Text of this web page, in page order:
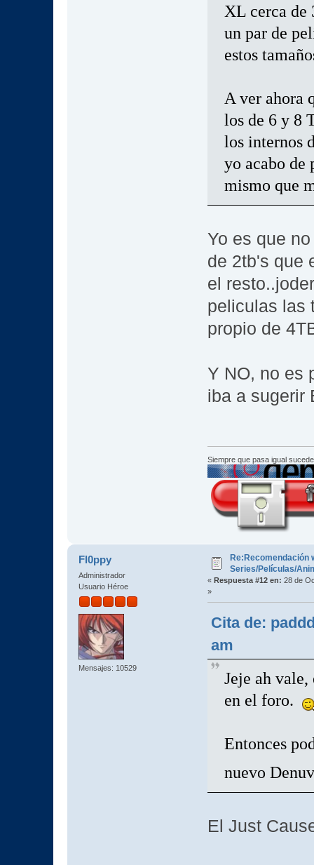
XL cerca de
un par de
estos
A ver ahora
los de 6 y 8
los internos
yo acabo de
mismo que
Yo es que
de 2tb's que
el
peliculas las
propio de
Y NO, no es
iba a sugerir
Siempre que pasa igual
Fl0ppy
Administrador
Usuario Héroe
Mensajes: 10529
Re:Recomendación
Series/Películas/
« Respuesta #12 en: 28 de
»
Cita de:
am
Jeje ah
en el foro.
Entonces
nuevo
El Just